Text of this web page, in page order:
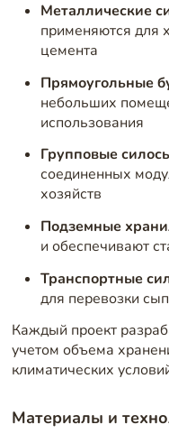
Металлические
применяются для
цемента
Прямоугольные
небольших
использования
Групповые
соединенных
хозяйств
Подземные
и обеспечивают
Транспортные
для перевозки
Каждый проект
учетом объема
климатических
Материалы и